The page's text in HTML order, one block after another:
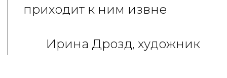
приходит к ним извне
Ирина Дрозд, художник